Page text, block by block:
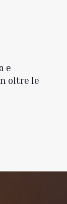
e
oltre le